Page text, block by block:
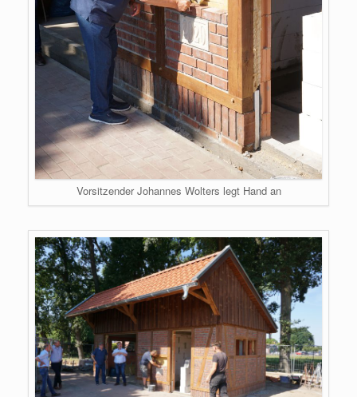
Vorsitzender Johannes Wolters legt Hand an